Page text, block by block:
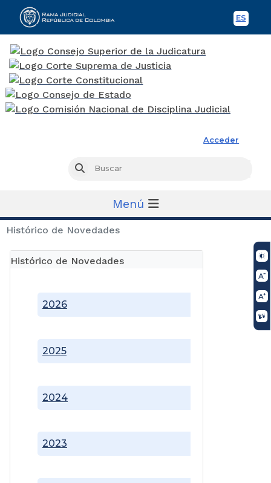
ES
Acceder
Buscar
Menú
Histórico de Novedades
Histórico de Novedades
2023
2024
2025
2026